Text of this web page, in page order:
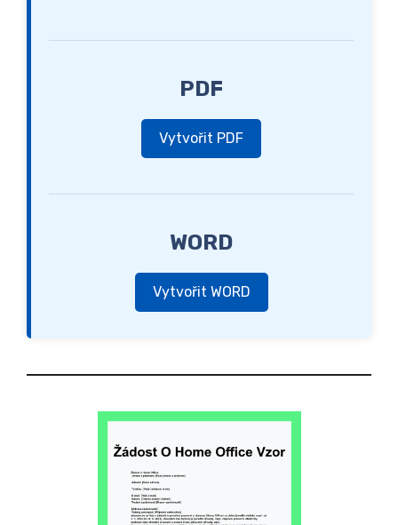
PDF
Vytvořit PDF
WORD
Vytvořit WORD